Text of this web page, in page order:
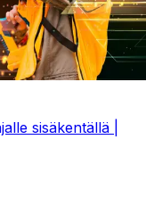
sisäkentällä |